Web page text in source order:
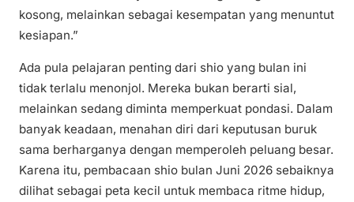
kosong, melainkan sebagai kesempatan yang menuntut
kesiapan.”
Ada pula pelajaran penting dari shio yang bulan ini
tidak terlalu menonjol. Mereka bukan berarti sial,
melainkan sedang diminta memperkuat pondasi. Dalam
banyak keadaan, menahan diri dari keputusan buruk
sama berharganya dengan memperoleh peluang besar.
Karena itu, pembacaan shio bulan Juni 2026 sebaiknya
dilihat sebagai peta kecil untuk membaca ritme hidup,